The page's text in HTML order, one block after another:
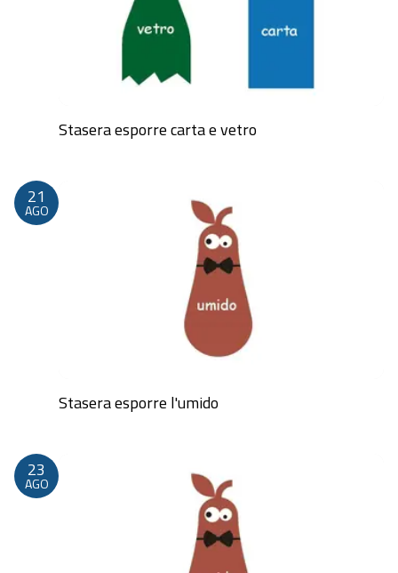
Stasera esporre carta e vetro
Dalle 20:00 alle 23:59
21
AGO
Stasera esporre l'umido
Dalle 20:00 alle 23:59
23
AGO